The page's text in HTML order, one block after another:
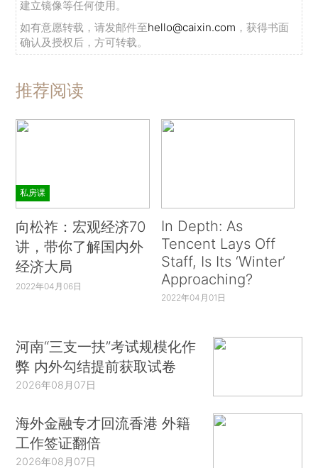
建立镜像等任何使用。
如有意愿转载，请发邮件至hello@caixin.com ，获得书面
确认及授权后，方可转载。
推荐阅读
私房课
向松祚：宏观经济70
讲，带你了解国内外
经济大局
2022年04月06日
In Depth: As
Tencent Lays Off
Staff, Is Its ‘Winter’
Approaching?
2022年04月01日
河南“三支一扶”考试规模化作
弊 内外勾结提前获取试卷
2026年08月07日
海外金融专才回流香港 外籍
工作签证翻倍
2026年08月07日